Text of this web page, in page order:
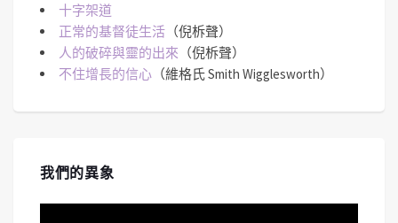
十字架道
正常的基督徒生活 （倪柝聲）
人的破碎與靈的出來 （倪柝聲）
不住增長的信心 （維格氏 Smith Wigglesworth）
我們的異象